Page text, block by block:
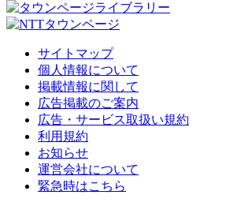
サイトマップ
個人情報について
掲載情報に関して
広告掲載のご案内
広告・サービス取扱い規約
利用規約
お知らせ
運営会社について
緊急時はこちら